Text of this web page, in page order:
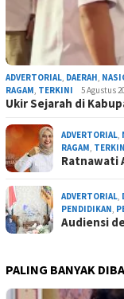
ADVERTORIAL, DAERAH,
RAGAM, TERKINI 5 Agustus
Ukir Sejarah di
ADVERTORIAL,
RAGAM,
Ratnawati
ADVERTORIAL,
PENDIDIKAN,
Audiensi
PALING BANYAK